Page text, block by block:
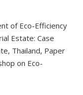
of Eco-Efficiency
Estate: Case
Thailand, Paper
on Eco-